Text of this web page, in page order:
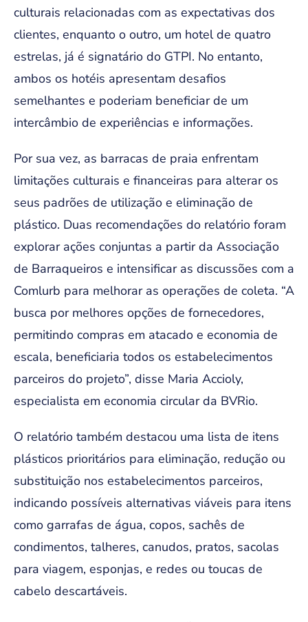
culturais relacionadas com as expectativas dos
clientes, enquanto o outro, um hotel de quatro
estrelas, já é signatário do GTPI. No entanto,
ambos os hotéis apresentam desafios
semelhantes e poderiam beneficiar de um
intercâmbio de experiências e informações.
Por sua vez, as barracas de praia enfrentam
limitações culturais e financeiras para alterar os
seus padrões de utilização e eliminação de
plástico. Duas recomendações do relatório foram
explorar ações conjuntas a partir da Associação
de Barraqueiros e intensificar as discussões com a
Comlurb para melhorar as operações de coleta. “A
busca por melhores opções de fornecedores,
permitindo compras em atacado e economia de
escala, beneficiaria todos os estabelecimentos
parceiros do projeto”, disse Maria Accioly,
especialista em economia circular da BVRio.
O relatório também destacou uma lista de itens
plásticos prioritários para eliminação, redução ou
substituição nos estabelecimentos parceiros,
indicando possíveis alternativas viáveis para itens
como garrafas de água, copos, sachês de
condimentos, talheres, canudos, pratos, sacolas
para viagem, esponjas, e redes ou toucas de
cabelo descartáveis.